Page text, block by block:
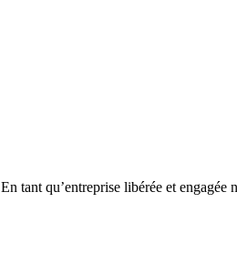
En tant qu’entreprise libérée et